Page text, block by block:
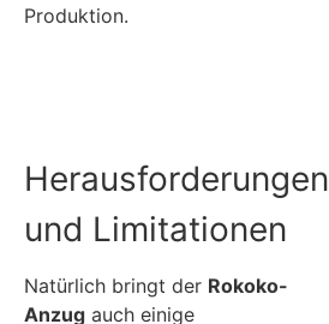
Produktion.
Herausforderungen
und Limitationen
Natürlich bringt der Rokoko-
Anzug auch einige